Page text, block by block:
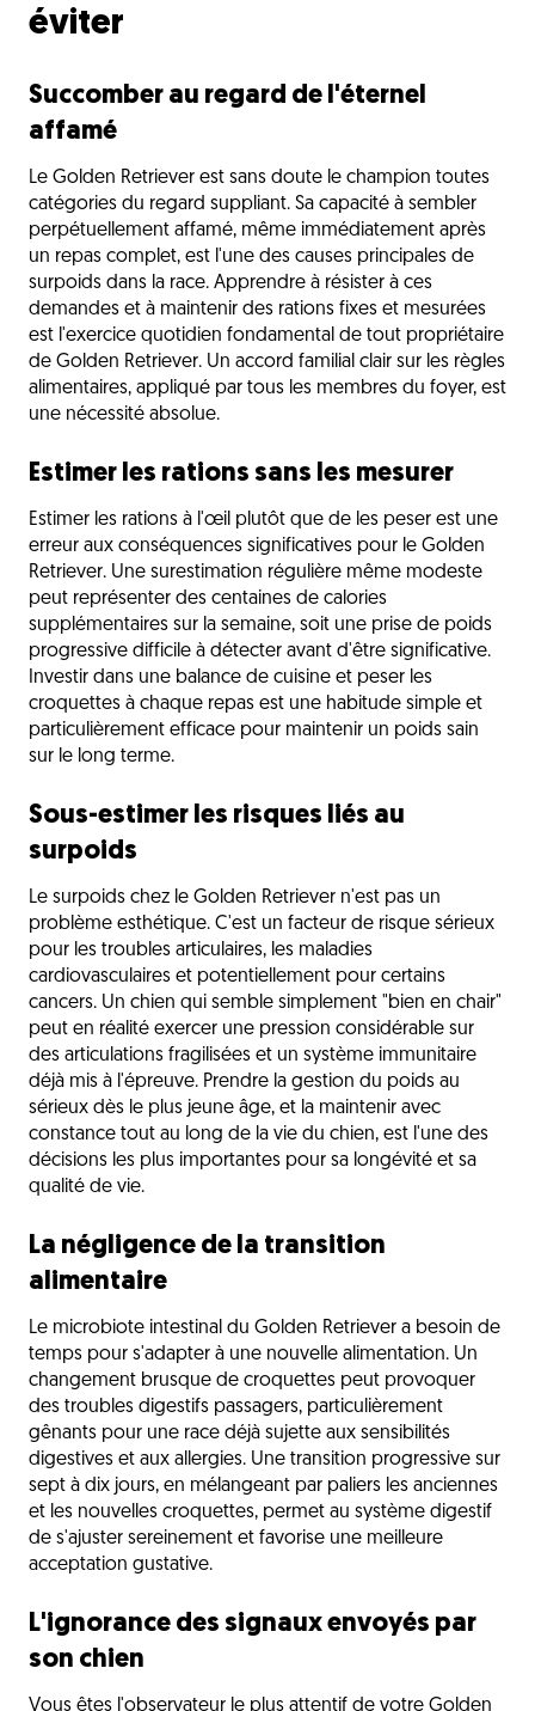
éviter
Succomber au regard de l'éternel
affamé
Le Golden Retriever est sans doute le champion toutes
catégories du regard suppliant. Sa capacité à sembler
perpétuellement affamé, même immédiatement après
un repas complet, est l'une des causes principales de
surpoids dans la race. Apprendre à résister à ces
demandes et à maintenir des rations fixes et mesurées
est l'exercice quotidien fondamental de tout propriétaire
de Golden Retriever. Un accord familial clair sur les règles
alimentaires, appliqué par tous les membres du foyer, est
une nécessité absolue.
Estimer les rations sans les mesurer
Estimer les rations à l'œil plutôt que de les peser est une
erreur aux conséquences significatives pour le Golden
Retriever. Une surestimation régulière même modeste
peut représenter des centaines de calories
supplémentaires sur la semaine, soit une prise de poids
progressive difficile à détecter avant d'être significative.
Investir dans une balance de cuisine et peser les
croquettes à chaque repas est une habitude simple et
particulièrement efficace pour maintenir un poids sain
sur le long terme.
Sous-estimer les risques liés au
surpoids
Le surpoids chez le Golden Retriever n'est pas un
problème esthétique. C'est un facteur de risque sérieux
pour les troubles articulaires, les maladies
cardiovasculaires et potentiellement pour certains
cancers. Un chien qui semble simplement "bien en chair"
peut en réalité exercer une pression considérable sur
des articulations fragilisées et un système immunitaire
déjà mis à l'épreuve. Prendre la gestion du poids au
sérieux dès le plus jeune âge, et la maintenir avec
constance tout au long de la vie du chien, est l'une des
décisions les plus importantes pour sa longévité et sa
qualité de vie.
La négligence de la transition
alimentaire
Le microbiote intestinal du Golden Retriever a besoin de
temps pour s'adapter à une nouvelle alimentation. Un
changement brusque de croquettes peut provoquer
des troubles digestifs passagers, particulièrement
gênants pour une race déjà sujette aux sensibilités
digestives et aux allergies. Une transition progressive sur
sept à dix jours, en mélangeant par paliers les anciennes
et les nouvelles croquettes, permet au système digestif
de s'ajuster sereinement et favorise une meilleure
acceptation gustative.
L'ignorance des signaux envoyés par
son chien
Vous êtes l'observateur le plus attentif de votre Golden